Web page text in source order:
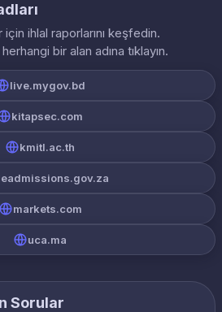
ihlal raporlarını keşfedin.
bir alan adına tıklayın.
live.mygov.bd
kitapsec.com
kmitl.ac.th
markets.com
uca.ma
Sorular